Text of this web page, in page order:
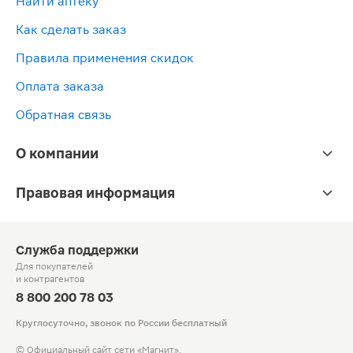
Как сделать заказ
Правила применения скидок
Оплата заказа
Обратная связь
О компании
Правовая информация
Служба поддержки
Для покупателей
и контрагентов
8 800 200 78 03
Круглосуточно, звонок по России бесплатный
© Официальный сайт сети «Магнит».